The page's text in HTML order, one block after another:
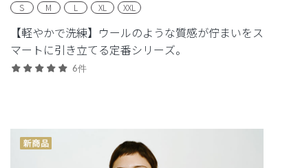
S M L XL XXL
【軽やかで洗練】ウールのような質感が佇まいをス
マートに引き立てる定番シリーズ。
6件